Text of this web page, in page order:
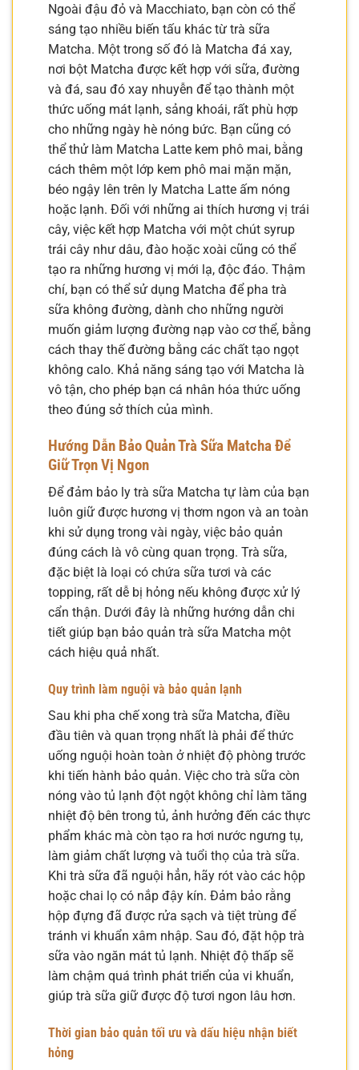
Ngoài đậu đỏ và Macchiato, bạn còn có thể
sáng tạo nhiều biến tấu khác từ trà sữa
Matcha. Một trong số đó là Matcha đá xay,
nơi bột Matcha được kết hợp với sữa, đường
và đá, sau đó xay nhuyễn để tạo thành một
thức uống mát lạnh, sảng khoái, rất phù hợp
cho những ngày hè nóng bức. Bạn cũng có
thể thử làm Matcha Latte kem phô mai, bằng
cách thêm một lớp kem phô mai mặn mặn,
béo ngậy lên trên ly Matcha Latte ấm nóng
hoặc lạnh. Đối với những ai thích hương vị trái
cây, việc kết hợp Matcha với một chút syrup
trái cây như dâu, đào hoặc xoài cũng có thể
tạo ra những hương vị mới lạ, độc đáo. Thậm
chí, bạn có thể sử dụng Matcha để pha trà
sữa không đường, dành cho những người
muốn giảm lượng đường nạp vào cơ thể, bằng
cách thay thế đường bằng các chất tạo ngọt
không calo. Khả năng sáng tạo với Matcha là
vô tận, cho phép bạn cá nhân hóa thức uống
theo đúng sở thích của mình.
Hướng Dẫn Bảo Quản Trà Sữa Matcha Để
Giữ Trọn Vị Ngon
Để đảm bảo ly trà sữa Matcha tự làm của bạn
luôn giữ được hương vị thơm ngon và an toàn
khi sử dụng trong vài ngày, việc bảo quản
đúng cách là vô cùng quan trọng. Trà sữa,
đặc biệt là loại có chứa sữa tươi và các
topping, rất dễ bị hỏng nếu không được xử lý
cẩn thận. Dưới đây là những hướng dẫn chi
tiết giúp bạn bảo quản trà sữa Matcha một
cách hiệu quả nhất.
Quy trình làm nguội và bảo quản lạnh
Sau khi pha chế xong trà sữa Matcha, điều
đầu tiên và quan trọng nhất là phải để thức
uống nguội hoàn toàn ở nhiệt độ phòng trước
khi tiến hành bảo quản. Việc cho trà sữa còn
nóng vào tủ lạnh đột ngột không chỉ làm tăng
nhiệt độ bên trong tủ, ảnh hưởng đến các thực
phẩm khác mà còn tạo ra hơi nước ngưng tụ,
làm giảm chất lượng và tuổi thọ của trà sữa.
Khi trà sữa đã nguội hẳn, hãy rót vào các hộp
hoặc chai lọ có nắp đậy kín. Đảm bảo rằng
hộp đựng đã được rửa sạch và tiệt trùng để
tránh vi khuẩn xâm nhập. Sau đó, đặt hộp trà
sữa vào ngăn mát tủ lạnh. Nhiệt độ thấp sẽ
làm chậm quá trình phát triển của vi khuẩn,
giúp trà sữa giữ được độ tươi ngon lâu hơn.
Thời gian bảo quản tối ưu và dấu hiệu nhận biết
hỏng